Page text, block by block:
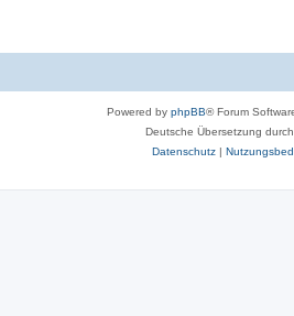
Powered by phpBB® Forum
Deutsche Übersetzung durch
Datenschutz|